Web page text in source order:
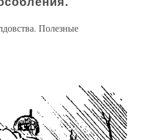
Полезные